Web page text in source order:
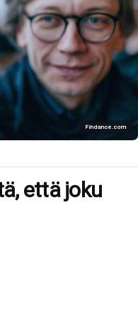
Findance.com
että joku